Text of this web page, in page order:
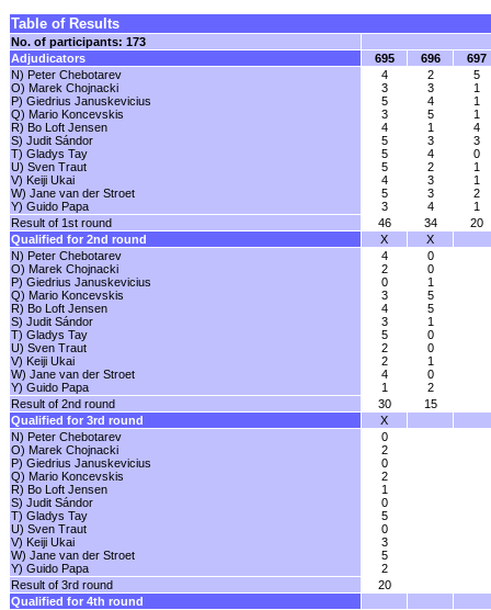
Table of Results
No. of participants: 173
Adjudicators
695 696
697
N) Peter Chebotarev
O) Marek Chojnacki
P) Giedrius Januskevicius
Q) Mario Koncevskis
R) Bo Loft Jensen
S) Judit Sándor
T) Gladys Tay
U) Sven Traut
V) Keiji Ukai
W) Jane van der Stroet
Y) Guido Papa
4
3
5
3
4
5
5
5
4
5
3
2
3
4
5
1
3
4
2
3
3
4
5
1
1
1
4
3
0
1
1
2
1
Result of 1st round
46 34
20
Qualified for 2nd round
X
X
N) Peter Chebotarev
O) Marek Chojnacki
P) Giedrius Januskevicius
Q) Mario Koncevskis
R) Bo Loft Jensen
S) Judit Sándor
T) Gladys Tay
U) Sven Traut
V) Keiji Ukai
W) Jane van der Stroet
Y) Guido Papa
4
2
0
3
4
3
5
2
2
4
1
0
0
1
5
5
1
0
0
1
0
2
Result of 2nd round
30
15
Qualified for 3rd round
X
N) Peter Chebotarev
O) Marek Chojnacki
P) Giedrius Januskevicius
Q) Mario Koncevskis
R) Bo Loft Jensen
S) Judit Sándor
T) Gladys Tay
U) Sven Traut
V) Keiji Ukai
W) Jane van der Stroet
Y) Guido Papa
0
2
0
2
1
0
5
0
3
5
2
Result of 3rd round
20
Qualified for 4th round